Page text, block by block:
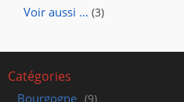
Voir aussi … (3)
Catégories
Bourgogne (9)